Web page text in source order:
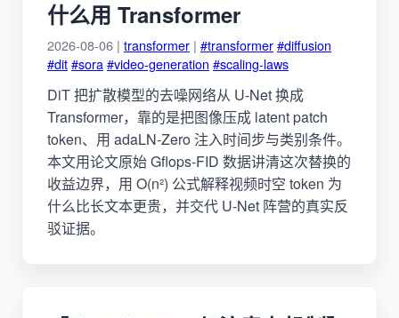
什么用 Transformer
2026-08-06 | transformer | #transformer#diffusion
#dit#sora#video-generation #scaling-laws
DiT 把扩散模型的去噪网络从 U-Net 换成
Transformer，靠的是把图像压成 latent patch
token、用 adaLN-Zero 注入时间步与类别条件。
本文用论文原始 Gflops-FID 数据讲清这次替换的
收益边界，用 O(n²) 公式解释视频时空 token 为
什么比长文本更贵，并交代 U-Net 阵营的真实反
驳证据。